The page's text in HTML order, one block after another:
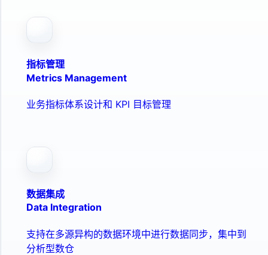
指标管理
Metrics Management
业务指标体系设计和 KPI 目标管理
数据集成
Data Integration
支持在多源异构的数据环境中进行数据同步，集中到
分析型数仓